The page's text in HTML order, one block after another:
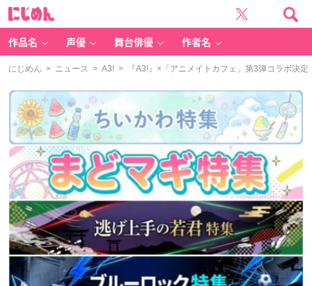
作品名 声優 舞台俳優 作者名
にじめん > ニュース > A3! > 『A3!』×「アニメイトカフェ」第3弾コラボ決